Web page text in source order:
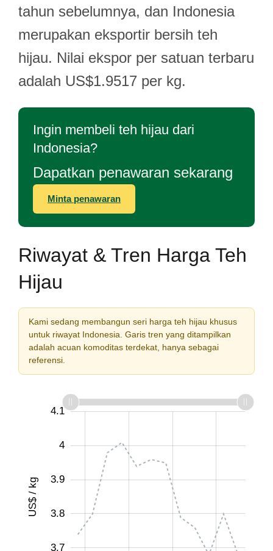
tahun sebelumnya, dan Indonesia
merupakan eksportir bersih teh
hijau. Nilai ekspor per satuan terbaru
adalah US$1.9517 per kg.
Ingin membeli teh hijau dari
Indonesia?
Dapatkan penawaran sekarang
Minta penawaran
Riwayat & Tren Harga Teh
Hijau
Kami sedang membangun seri harga teh hijau khusus
untuk riwayat Indonesia. Garis tren yang ditampilkan
adalah acuan komoditas terdekat, hanya sebagai
referensi.
US$ / kg
3.7
3.8
3.9
4
4.1